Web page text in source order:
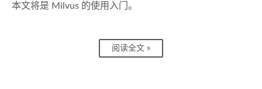
本文将是 Milvus 的使用入门。
阅读全文 »